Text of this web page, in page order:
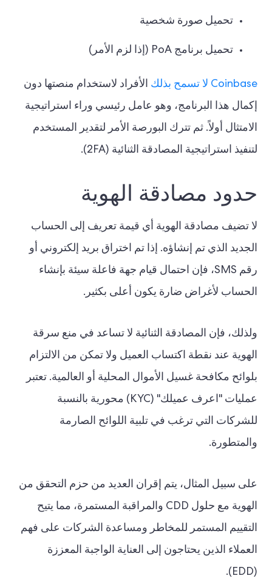
تحميل صورة شخصية
تحميل برنامج PoA (إذا لزم الأمر)
Coinbase لا تسمح بذلك
الأفراد لاستخدام منصتها دون
إكمال هذا البرنامج، وهو عامل رئيسي وراء استراتيجية
الامتثال أولاً. ثم تترك البورصة الأمر لتقدير المستخدم
لتنفيذ استراتيجية المصادقة الثنائية (2FA).
حدود مصادقة الهوية
لا تضيف مصادقة الهوية أي قيمة تعريف إلى الحساب
الجديد الذي تم إنشاؤه. إذا تم اختراق بريد إلكتروني أو
رقم SMS، فإن احتمال قيام جهة فاعلة سيئة بإنشاء
الحساب لأغراض ضارة يكون أعلى بكثير.
ولذلك، فإن المصادقة الثنائية لا تساعد في منع سرقة
الهوية عند نقطة اكتساب العميل ولا تمكن من الالتزام
بلوائح مكافحة غسيل الأموال المحلية أو العالمية. تعتبر
عمليات "اعرف عميلك" (KYC) محورية بالنسبة
للشركات التي ترغب في تلبية اللوائح الصارمة
والمتطورة.
على سبيل المثال، يتم إقران العديد من حزم التحقق من
الهوية مع حلول CDD والمراقبة المستمرة، مما يتيح
التقييم المستمر للمخاطر ومساعدة الشركات على فهم
العملاء الذين يحتاجون إلى العناية الواجبة المعززة
(EDD).